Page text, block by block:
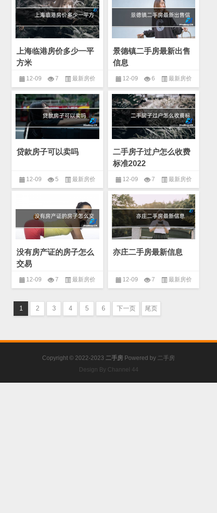
上海临港房价多少一平
方米
12-09 7 最新房价
景德镇二手房最新出售
信息
12-09 6 最新房价
贷款房子可以卖吗
12-09 5 最新房价
二手房子过户怎么收费
标准2022
12-09 7 最新房价
没有房产证的房子怎么
交易
12-09 7 最新房价
亦庄二手房最新信息
12-09 7 最新房价
1 2 3 4 5 6 下一页 尾页
Copyright © 2022-2023 二手房 Powered by 二手房
Design By Channel 44